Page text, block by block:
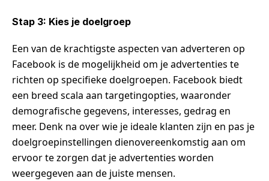
Stap 3: Kies je doelgroep
Een van de krachtigste aspecten van adverteren op
Facebook is de mogelijkheid om je advertenties te
richten op specifieke doelgroepen. Facebook biedt
een breed scala aan targetingopties, waaronder
demografische gegevens, interesses, gedrag en
meer. Denk na over wie je ideale klanten zijn en pas je
doelgroepinstellingen dienovereenkomstig aan om
ervoor te zorgen dat je advertenties worden
weergegeven aan de juiste mensen.